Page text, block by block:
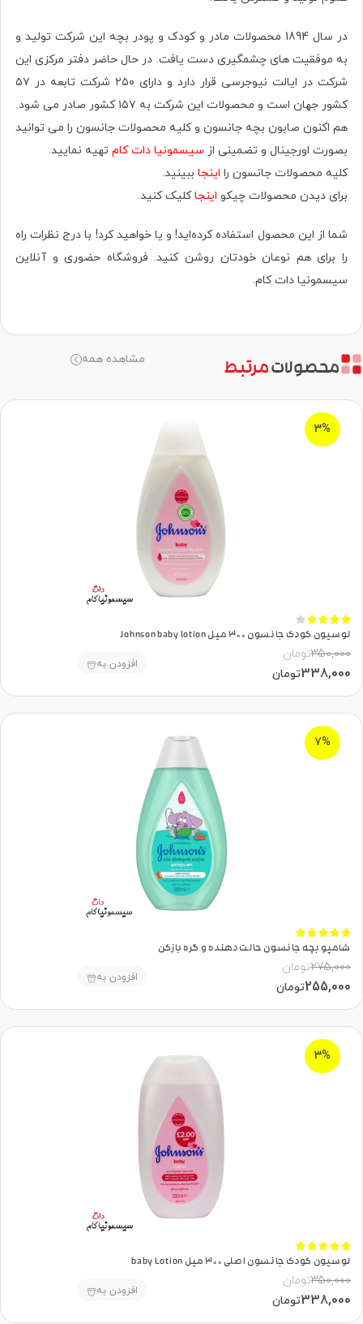
در سال 1894 محصولات مادر و کودک و پودر بچه این شرکت تولید و
به موفقیت های چشمگیری دست یافت. در حال حاضر دفتر مرکزی این
شرکت در ایالت نیوجرسی قرار دارد و دارای ۲۵۰ شرکت تابعه در ۵۷
کشور جهان است و محصولات این شرکت به ۱۵۷ کشور صادر می شود.
هم اکنون صابون بچه جانسون و کلیه محصولات جانسون را می توانید
بصورت اورجینال و تضمینی از سیسمونیا دات کام تهیه نمایید.
کلیه محصولات جانسون را اینجا ببینید.
برای دیدن محصولات چیکو اینجاکلیک کنید.
شما از این محصول استفاده کرده‌اید! و یا خواهید کرد! با درج نظرات راه
را برای هم نوعان خودتان روشن کنید. فروشگاه حضوری‌ و آنلاین
سیسمونیا دات کام.
محصولاتمرتبط مشاهده همه
3%





لوسیون کودک جانسون 300 میل Johnson baby lotion
350,000تومان
338,000تومان
افزودن به
7%





شامپو بچه جانسون حالت دهنده و گره بازکن
275,000تومان
255,000تومان
افزودن به
3%





لوسیون کودک جانسون اصلی 300 میل baby Lotion
350,000تومان
338,000تومان
افزودن به